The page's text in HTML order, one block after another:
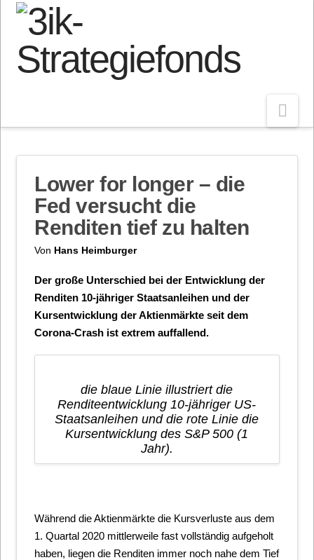
Lower for longer – die
Fed versucht die
Renditen tief zu halten
Von Hans Heimburger
Der große Unterschied bei der Entwicklung der
Renditen 10-jähriger Staatsanleihen und der
Kursentwicklung der Aktienmärkte seit dem
Corona-Crash ist extrem auffallend.
die blaue Linie illustriert die
Renditeentwicklung 10-jähriger US-
Staatsanleihen und die rote Linie die
Kursentwicklung des S&P 500 (1
Jahr).
Während die Aktienmärkte die Kursverluste aus dem
1. Quartal 2020 mittlerweile fast vollständig aufgeholt
haben, liegen die Renditen immer noch nahe dem Tief